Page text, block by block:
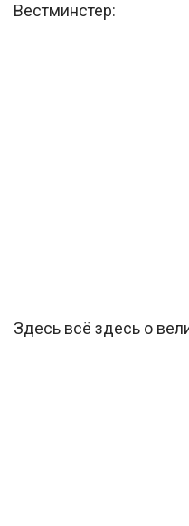
Вестминстер:
Здесь всё здесь о